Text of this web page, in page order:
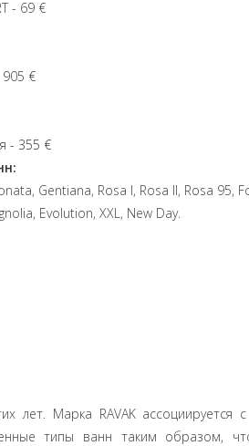
- 69 €
905 €
- 355 €
Gentiana, Rosa I, Rosa II, Rosa 95,
Evolution, XXL, New Day.
лет. Марка RAVAK ассоциируется
типы ванн таким образом,